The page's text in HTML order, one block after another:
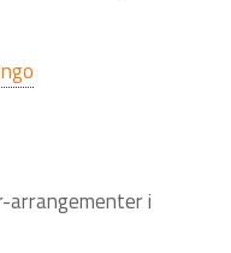
arrangementer i